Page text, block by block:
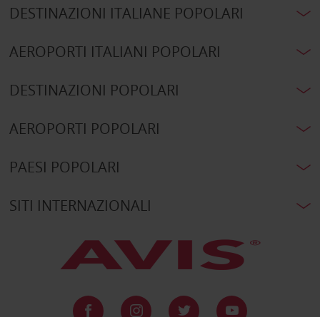
DESTINAZIONI ITALIANE POPOLARI
AEROPORTI ITALIANI POPOLARI
DESTINAZIONI POPOLARI
AEROPORTI POPOLARI
PAESI POPOLARI
SITI INTERNAZIONALI